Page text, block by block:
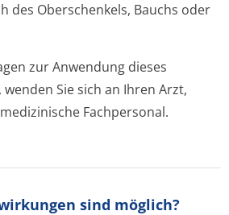
des Oberschenkels, Bauchs oder
zur Anwendung dieses
Sie sich an Ihren Arzt,
Fachpersonal.
sind möglich?